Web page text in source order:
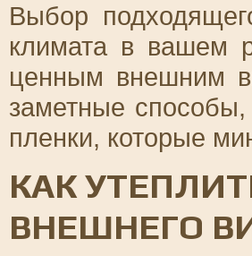
Выбор
климата в вашем
ценным внешним
заметные
пленки, которые
КАК
ВНЕШНЕГО